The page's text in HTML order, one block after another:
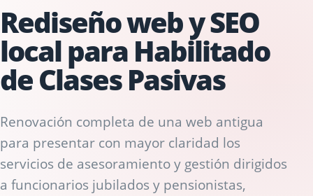
Rediseño web y SEO
local para Habilitado
de Clases Pasivas
Renovación completa de una web antigua
para presentar con mayor claridad los
servicios de asesoramiento y gestión dirigidos
a funcionarios jubilados y pensionistas,